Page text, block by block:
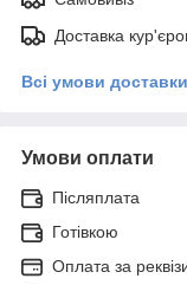
Доставка
Всі умови доставки
Умови оплати
Післяплата
Готівкою
Оплата за